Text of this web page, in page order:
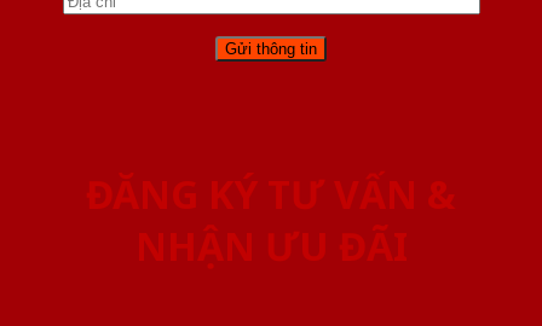
ĐĂNG KÝ TƯ VẤN &
NHẬN ƯU ĐÃI